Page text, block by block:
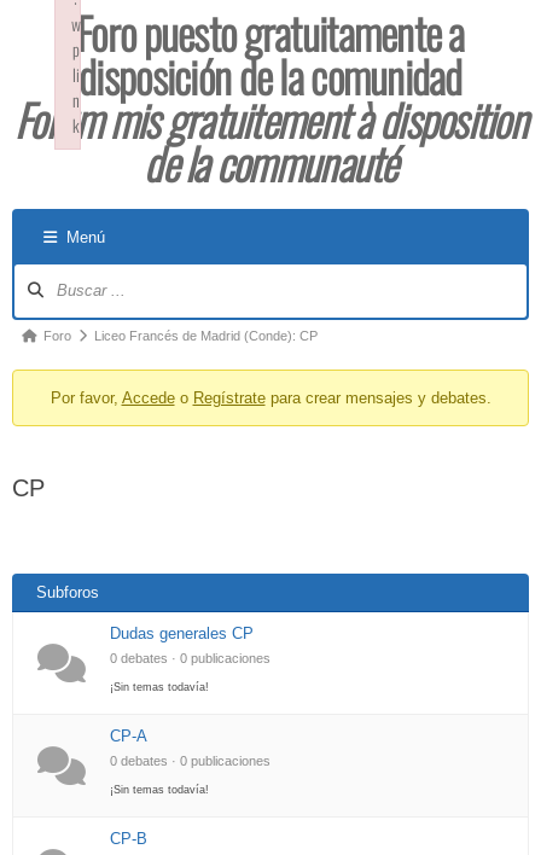
Foro puesto gratuitamente a
disposición de la comunidad
Forum mis gratuitement à disposition
de la communauté
Menú
Foro Liceo Francés de Madrid (Conde): CP
Por favor, Accedeo Regístratepara crear mensajes y debates.
CP
Subforos
Dudas generales CP
0 debates · 0 publicaciones
¡Sin temas todavía!
CP-A
0 debates · 0 publicaciones
¡Sin temas todavía!
CP-B
w
p
li
n
k
Failed to initialize plugin: wplink